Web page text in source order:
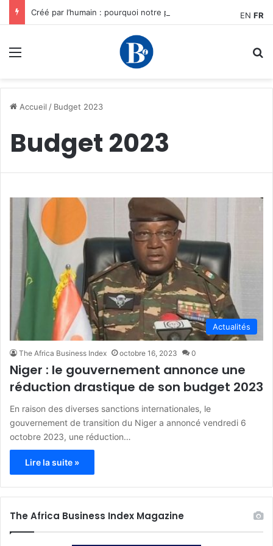
Créé par l’humain : pourquoi notre plus grand avantage à l’ère de l’IA reste humain, par Edward Tatchim
Accueil / Budget 2023
Budget 2023
Actualités
The Africa Business Index octobre 16, 2023 0
Niger : le gouvernement annonce une
réduction drastique de son budget 2023
En raison des diverses sanctions internationales, le
gouvernement de transition du Niger a annoncé vendredi 6
octobre 2023, une réduction…
Lire la suite »
The Africa Business Index Magazine
EN FR